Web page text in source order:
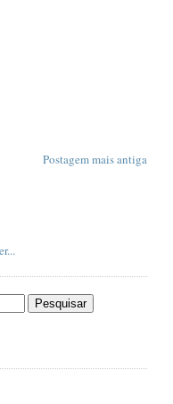
Postagem mais antiga